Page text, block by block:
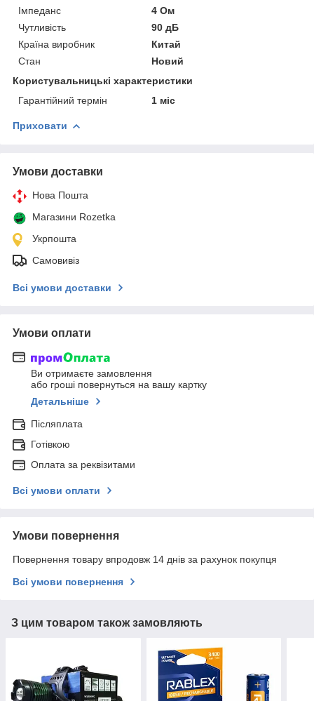
Імпеданс
4 Ом
Чутливість
90 дБ
Країна виробник
Китай
Стан
Новий
Користувальницькі характеристики
Гарантійний термін
1 міс
Приховати
Умови доставки
Нова Пошта
Магазини Rozetka
Укрпошта
Самовивіз
Всі умови доставки
Умови оплати
Ви отримаєте замовлення
або гроші повернуться на вашу картку
Детальніше
Післяплата
Готівкою
Оплата за реквізитами
Всі умови оплати
Умови повернення
Повернення товару впродовж 14 днів за рахунок покупця
Всі умови повернення
З цим товаром також замовляють